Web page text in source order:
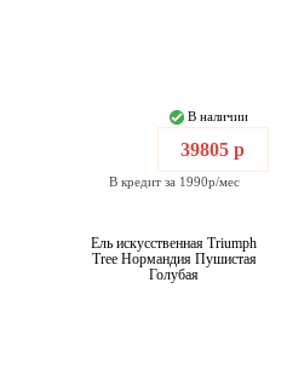
В наличии
39805 р
В кредит за 1990р/мес
Ель искусственная Triumph
Tree Нормандия Пушистая
Голубая